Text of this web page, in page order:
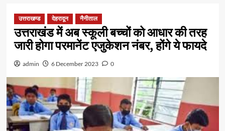
उत्तराखण्ड देहरादून नैनीताल
उत्तराखंड में अब स्कूली बच्चों को आधार की तरह
जारी होगा परमानेंट एजुकेशन नंबर, होंगे ये फायदे
admin 6 December 2023 0